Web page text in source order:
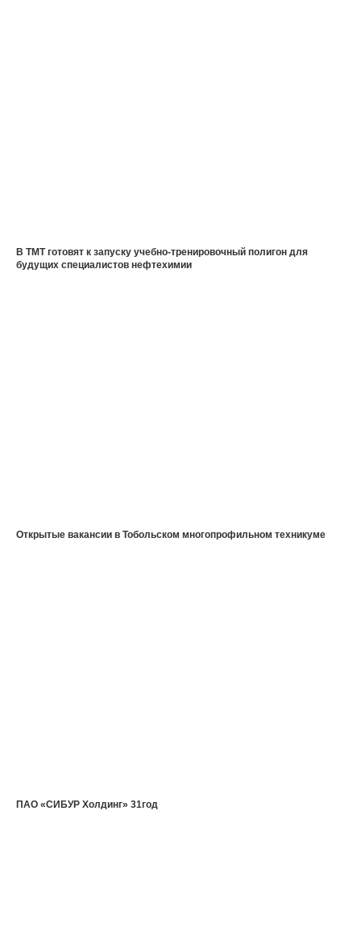
В ТМТ готовят к запуску учебно-тренировочный полигон для
будущих специалистов нефтехимии
Открытые вакансии в Тобольском многопрофильном техникуме
ПАО «СИБУР Холдинг» 31год